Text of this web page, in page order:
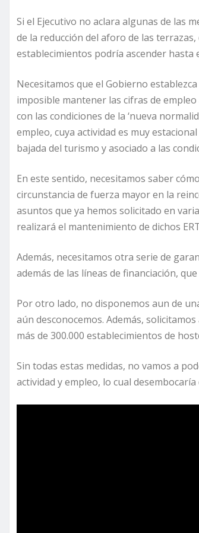
Si el Ejecutivo no aclara algunas de las
de la reducción del aforo de las
establecimientos podría ascender hasta
Necesitamos que el Gobierno
imposible mantener las cifras de
con las condiciones de la ‘nueva
empleo, cuya actividad es muy
bajada del turismo y asociado a las
En este sentido, necesitamos saber
circunstancia de fuerza mayor en la
asuntos que ya hemos solicitado en
realizará el mantenimiento de dichos
Además, necesitamos otra serie de
además de las líneas de financiación,
Por otro lado, no disponemos aun de
aún desconocemos. Además,
más de 300.000 establecimientos de
Sin todas estas medidas, no vamos a
actividad y empleo, lo cual